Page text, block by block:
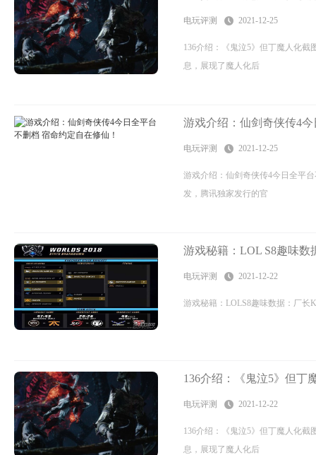
电玩评测 2021-12-25
136介绍：《鬼泣5》但丁魔人化
息，展现了魔人化后
游戏介绍：仙剑奇侠传4
电玩评测 2021-12-25
游戏介绍：仙剑奇侠传4今日全平
发，腾讯独家发行的官
游戏秘籍：LOL S8趣味数
电玩评测 2021-12-22
游戏秘籍：LOLS8趣味数据：厂长
136介绍：《鬼泣5》但丁
电玩评测 2021-12-22
136介绍：《鬼泣5》但丁魔人化
息，展现了魔人化后